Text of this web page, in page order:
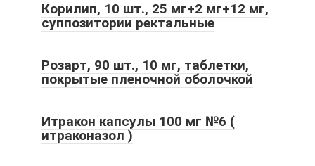
Корилип, 10 шт., 25 мг+2 мг+12 мг,
суппозитории ректальные
Розарт, 90 шт., 10 мг, таблетки,
покрытые пленочной оболочкой
Итракон капсулы 100 мг №6 (
итраконазол )